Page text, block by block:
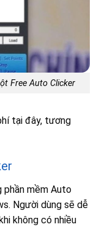
Free Auto Clicker
tại đây, tương
phần mềm Auto
Người dùng sẽ dễ
không có nhiều